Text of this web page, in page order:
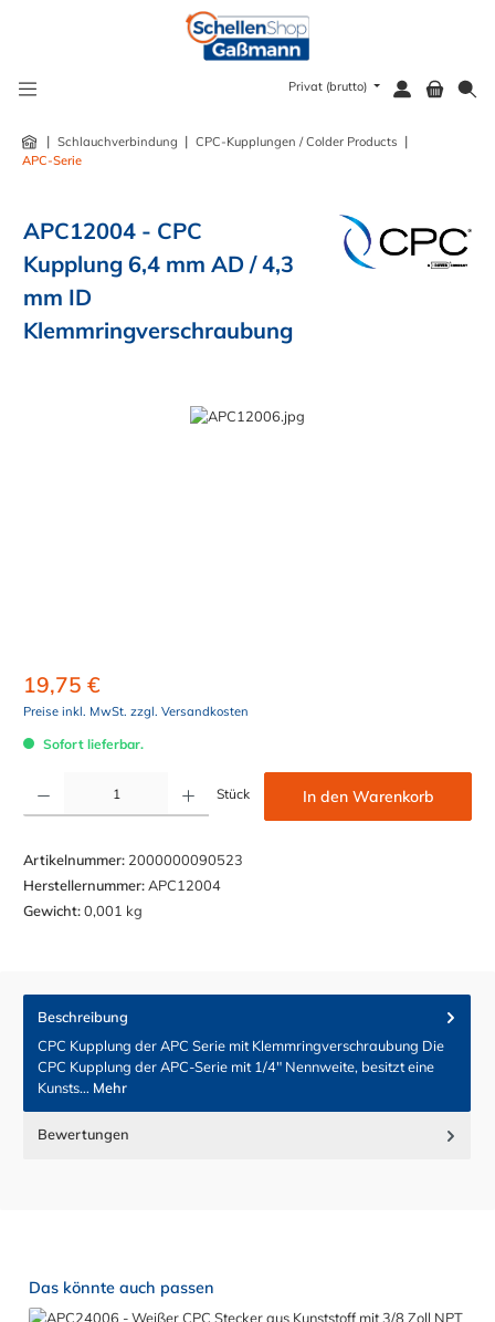
Privat (brutto)
| Schlauchverbindung | CPC-Kupplungen / Colder Products |
APC-Serie
APC12004 - CPC
Kupplung 6,4 mm AD / 4,3
mm ID
Klemmringverschraubung
Bildergalerie überspringen
19,75 €
Preise inkl. MwSt. zzgl. Versandkosten
Sofort lieferbar.
Stück In den Warenkorb
Artikelnummer: 2000000090523
Herstellernummer:APC12004
Gewicht:0,001 kg
Beschreibung
CPC Kupplung der APC Serie mit Klemmringverschraubung Die
CPC Kupplung der APC-Serie mit 1/4" Nennweite, besitzt eine
Kunsts… Mehr
Bewertungen
Produktgalerie überspringen
Das könnte auch passen